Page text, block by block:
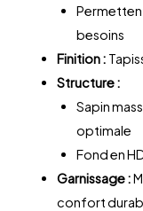
besoins
Finition :
Structure :
Sapin
optimale
Fond en
Garnissage :
confort